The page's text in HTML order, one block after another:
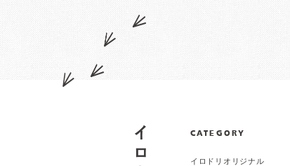
CATEGORY
イロドリオリジナル